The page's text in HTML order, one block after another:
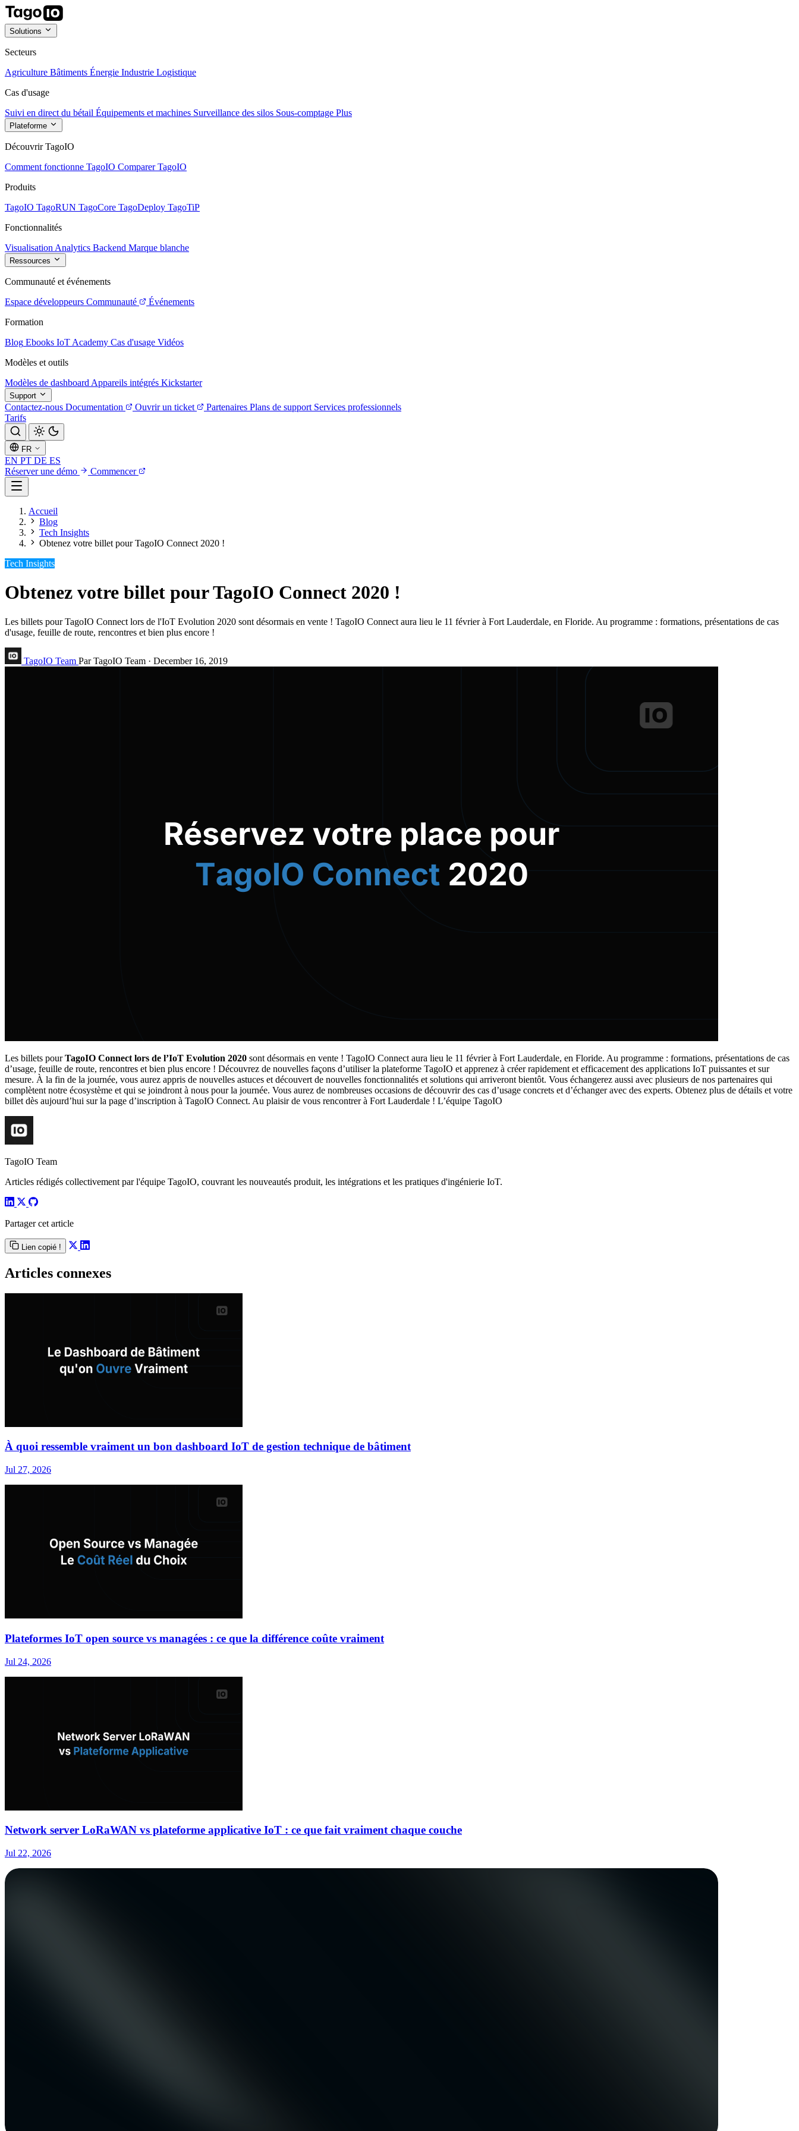
Solutions
Secteurs
Agriculture Bâtiments Énergie Industrie Logistique
Cas d'usage
Suivi en direct du bétail Équipements et machines Surveillance des silos Sous-comptage Plus
Plateforme
Découvrir TagoIO
Comment fonctionne TagoIO Comparer TagoIO
Produits
TagoIO TagoRUN TagoCore TagoDeploy TagoTiP
Fonctionnalités
Visualisation Analytics Backend Marque blanche
Ressources
Communauté et événements
Espace développeurs Communauté
Événements
Formation
Blog Ebooks IoT Academy Cas d'usage Vidéos
Modèles et outils
Modèles de dashboard Appareils intégrés Kickstarter
Support
Contactez-nous Documentation Ouvrir un ticket Partenaires Plans de support Services professionnels
Tarifs
FR
EN PT DE ES
Réserver une démo
Commencer
Accueil
Blog
Tech Insights
Obtenez votre billet pour TagoIO Connect 2020 !
Tech Insights
Obtenez votre billet pour TagoIO Connect 2020 !
Les billets pour TagoIO Connect lors de l'IoT Evolution 2020 sont désormais en vente ! TagoIO Connect aura lieu le 11 février à Fort Lauderdale, en Floride. Au programme : formations, présentations de cas
d'usage, feuille de route, rencontres et bien plus encore !
TagoIO Team Par TagoIO Team · December 16, 2019
Les billets pourTagoIO Connect lors de l’IoT Evolution 2020 sont désormais en vente ! TagoIO Connect aura lieu le 11 février à Fort Lauderdale, en Floride. Au programme : formations, présentations de cas
d’usage, feuille de route, rencontres et bien plus encore ! Découvrez de nouvelles façons d’utiliser la plateforme TagoIO et apprenez à créer rapidement et efficacement des applications IoT puissantes et sur
mesure. À la fin de la journée, vous aurez appris de nouvelles astuces et découvert de nouvelles fonctionnalités et solutions qui arriveront bientôt. Vous échangerez aussi avec plusieurs de nos partenaires qui
complètent notre écosystème et qui se joindront à nous pour la journée. Vous aurez de nombreuses occasions de découvrir des cas d’usage concrets et d’échanger avec des experts. Obtenez plus de détails et votre
billet dès aujourd’hui sur la page d’inscription à TagoIO Connect. Au plaisir de vous rencontrer à Fort Lauderdale ! L’équipe TagoIO
TagoIO Team
Articles rédigés collectivement par l'équipe TagoIO, couvrant les nouveautés produit, les intégrations et les pratiques d'ingénierie IoT.
Partager cet article
Lien copié !
Articles connexes
À quoi ressemble vraiment un bon dashboard IoT de gestion technique de bâtiment
Jul 27, 2026
Plateformes IoT open source vs managées : ce que la différence coûte vraiment
Jul 24, 2026
Network server LoRaWAN vs plateforme applicative IoT : ce que fait vraiment chaque couche
Jul 22, 2026